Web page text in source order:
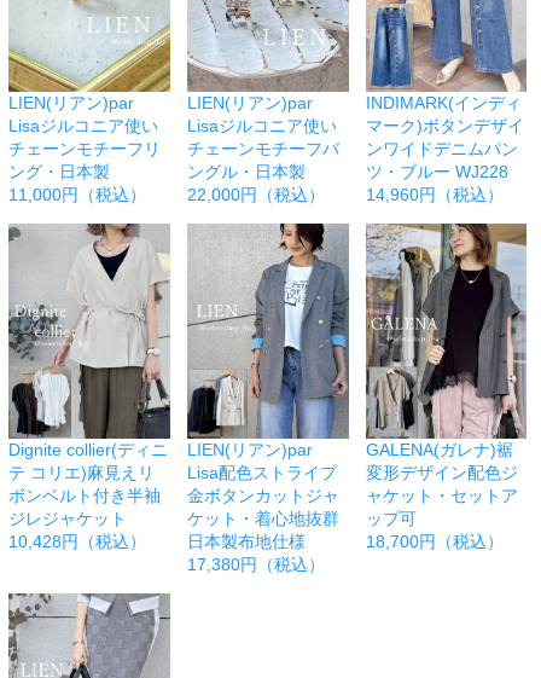
LIEN(リアン)par
Lisaジルコニア使い
チェーンモチーフリ
ング・日本製
11,000円（税込）
LIEN(リアン)par
Lisaジルコニア使い
チェーンモチーフバ
ングル・日本製
22,000円（税込）
INDIMARK(インディ
マーク)ボタンデザイ
ンワイドデニムパン
ツ・ブルー WJ228
14,960円（税込）
Dignite collier(ディニ
テ コリエ)麻見えリ
ボンベルト付き半袖
ジレジャケット
10,428円（税込）
LIEN(リアン)par
Lisa配色ストライプ
金ボタンカットジャ
ケット・着心地抜群
日本製布地仕様
17,380円（税込）
GALENA(ガレナ)裾
変形デザイン配色ジ
ャケット・セットア
ップ可
18,700円（税込）